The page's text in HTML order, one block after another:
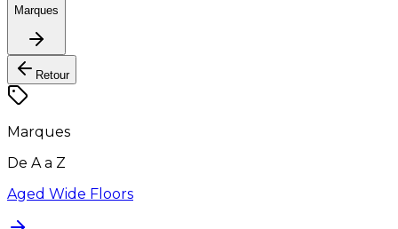
Marques
Retour
Marques
De A a Z
Aged Wide Floors